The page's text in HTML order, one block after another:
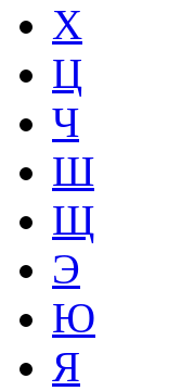
Х
Ц
Ч
Ш
Щ
Э
Ю
Я